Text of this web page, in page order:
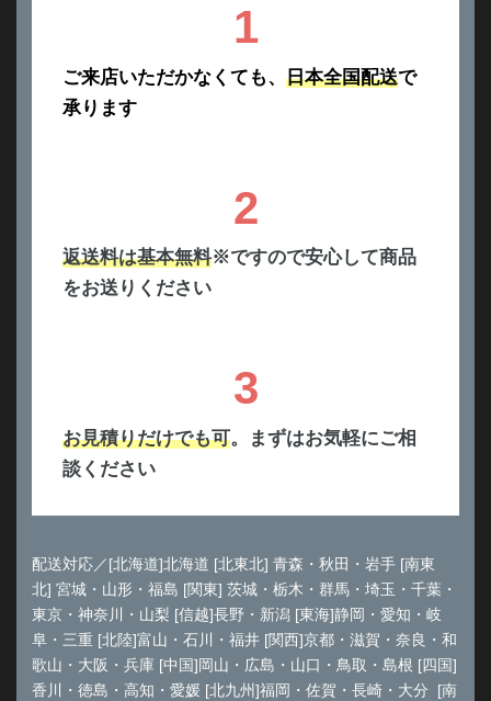
1
ご来店いただかなくても、 日本全国配送で
承ります
2
返送料は基本無料※ですので安心して商品
をお送りください
3
お見積りだけでも可。まずはお気軽にご相
談ください
配送対応／[北海道]北海道 [北東北] 青森・秋田・岩手 [南東
北] 宮城・山形・福島 [関東] 茨城・栃木・群馬・埼玉・千葉・
東京・神奈川・山梨 [信越]長野・新潟 [東海]静岡・愛知・岐
阜・三重 [北陸]富山・石川・福井 [関西]京都・滋賀・奈良・和
歌山・大阪・兵庫 [中国]岡山・広島・山口・鳥取・島根 [四国]
香川・徳島・高知・愛媛 [北九州]福岡・佐賀・長崎・大分 [南